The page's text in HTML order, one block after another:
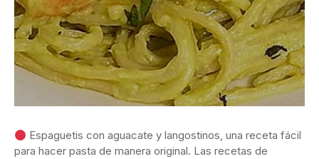
Espaguetis con aguacate y langostinos, una receta fácil
para hacer pasta de manera original. Las recetas de